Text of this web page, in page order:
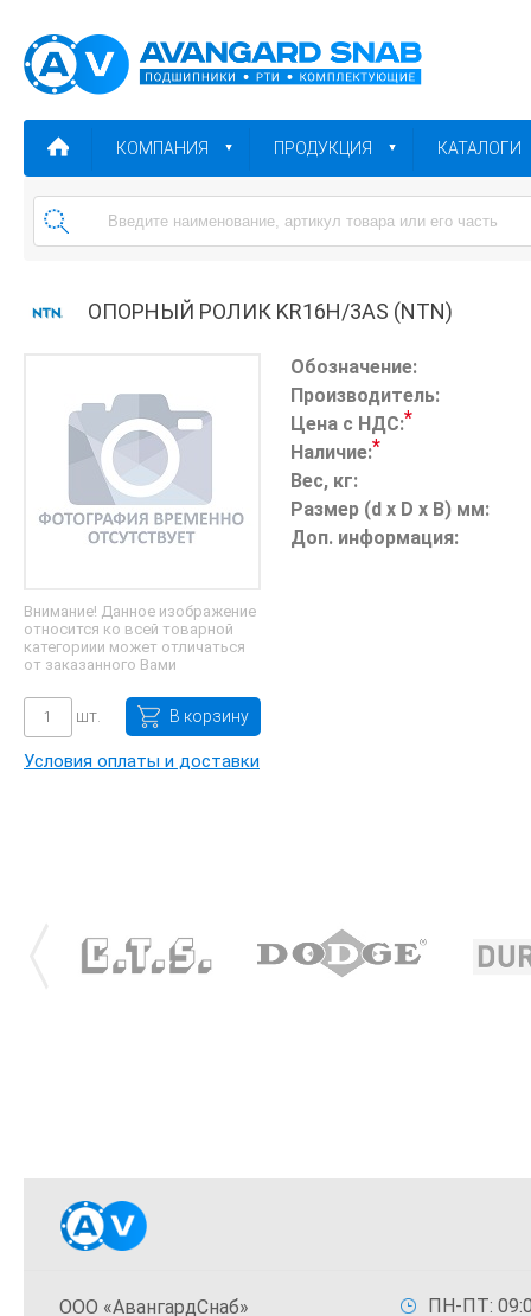
КОМПАНИЯ ПРОДУКЦИЯ КАТАЛОГИ
ОПОРНЫЙ РОЛИК KR16H/3AS (NTN)
Внимание! Данное изображение
относится ко всей товарной
категориии может отличаться
от заказанного Вами
шт. В корзину
Условия оплаты и доставки
Обозначение:
Производитель:
Цена с НДС:*
Наличие:*
Вес, кг:
Размер (d x D x B) мм:
Доп. информация:
ООО «АвангардСнаб»
ПН-ПТ: